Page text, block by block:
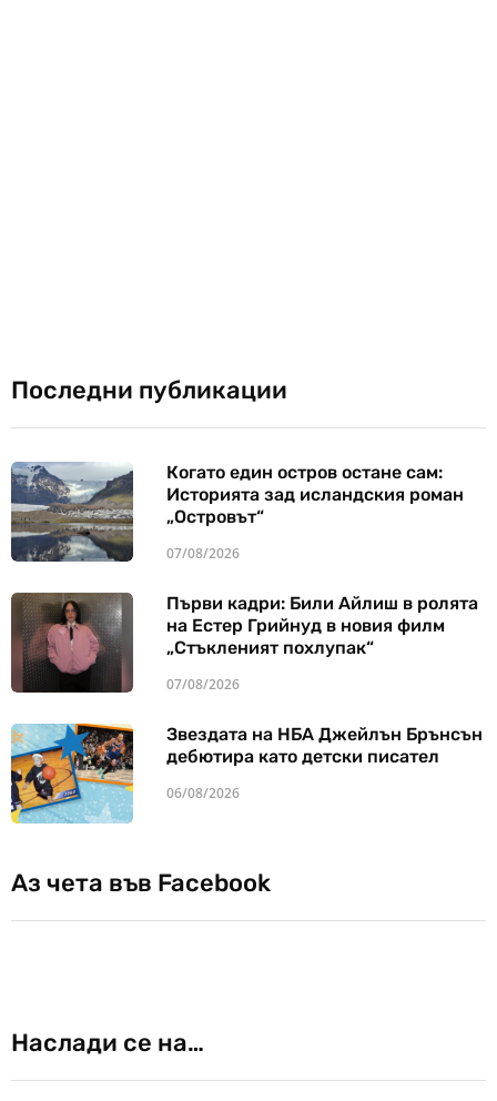
Последни публикации
Когато един остров остане сам:
Историята зад исландския роман
„Островът“
07/08/2026
Първи кадри: Били Айлиш в ролята
на Естер Грийнуд в новия филм
„Стъкленият похлупак“
07/08/2026
Звездата на НБА Джейлън Брънсън
дебютира като детски писател
06/08/2026
Аз чета във Facebook
Наслади се на…